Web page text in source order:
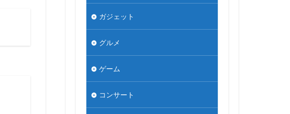
ガジェット
グルメ
ゲーム
コンサート